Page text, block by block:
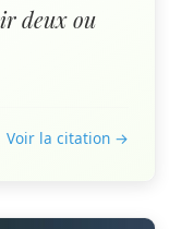
deux ou
Voir la citation →